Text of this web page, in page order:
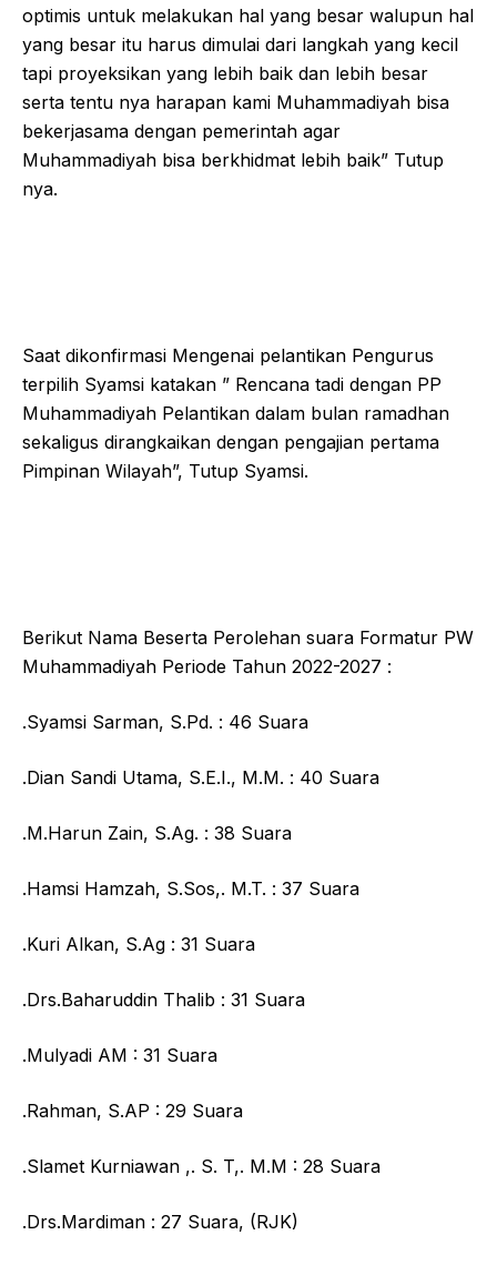
optimis untuk melakukan hal yang besar walupun hal
yang besar itu harus dimulai dari langkah yang kecil
tapi proyeksikan yang lebih baik dan lebih besar
serta tentu nya harapan kami Muhammadiyah bisa
bekerjasama dengan pemerintah agar
Muhammadiyah bisa berkhidmat lebih baik” Tutup
nya.
Saat dikonfirmasi Mengenai pelantikan Pengurus
terpilih Syamsi katakan ” Rencana tadi dengan PP
Muhammadiyah Pelantikan dalam bulan ramadhan
sekaligus dirangkaikan dengan pengajian pertama
Pimpinan Wilayah”, Tutup Syamsi.
Berikut Nama Beserta Perolehan suara Formatur PW
Muhammadiyah Periode Tahun 2022-2027 :
.Syamsi Sarman, S.Pd. : 46 Suara
.Dian Sandi Utama, S.E.I., M.M. : 40 Suara
.M.Harun Zain, S.Ag. : 38 Suara
.Hamsi Hamzah, S.Sos,. M.T. : 37 Suara
.Kuri Alkan, S.Ag : 31 Suara
.Drs.Baharuddin Thalib : 31 Suara
.Mulyadi AM : 31 Suara
.Rahman, S.AP : 29 Suara
.Slamet Kurniawan ,. S. T,. M.M : 28 Suara
.Drs.Mardiman : 27 Suara, (RJK)